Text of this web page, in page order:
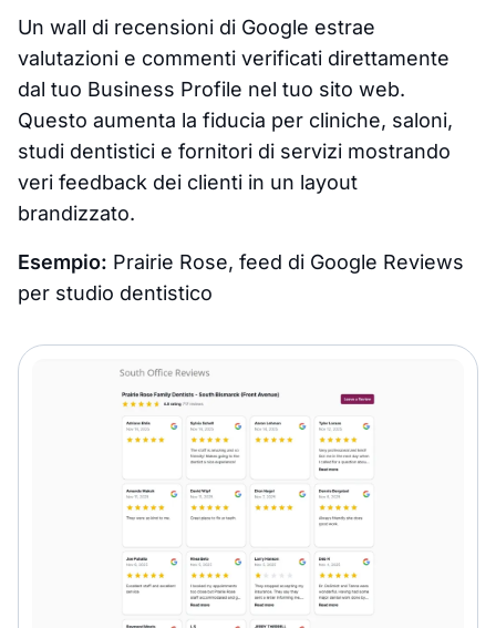
Un wall di recensioni di Google estrae
valutazioni e commenti verificati direttamente
dal tuo Business Profile nel tuo sito web.
Questo aumenta la fiducia per cliniche, saloni,
studi dentistici e fornitori di servizi mostrando
veri feedback dei clienti in un layout
brandizzato.
Esempio: Prairie Rose, feed di Google Reviews
per studio dentistico